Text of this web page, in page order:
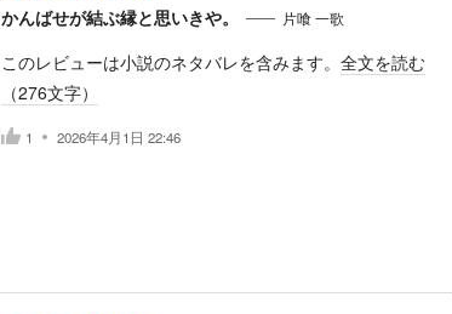
かんばせが結ぶ縁と思いきや。
片喰 一歌
このレビューは小説のネタバレを含みます。 全文を読む
（276文字）
1 2026年4月1日 22:46